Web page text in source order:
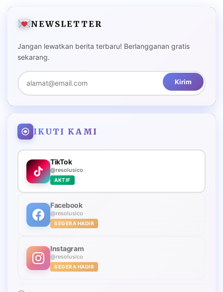
NEWSLETTER
Jangan lewatkan berita terbaru! Berlangganan gratis
sekarang.
Kirim
IKUTI KAMI
TikTok
@resolusico
AKTIF
Facebook
@resolusico
SEGERA HADIR
Instagram
@resolusico
SEGERA HADIR